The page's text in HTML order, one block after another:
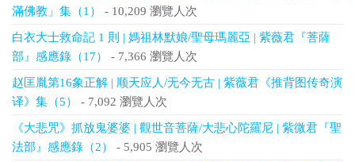
滿佛教」集（1）
- 10,209 瀏覽人次
白衣大士救命記 1 則 | 媽祖林默娘/聖母瑪麗亞 | 紫薇君『菩薩
部』感應錄（17）
- 7,366 瀏覽人次
赵匡胤第16象正解 | 顺天应人/无今无古 | 紫薇君《推背图传奇演
译》集（5）
- 7,092 瀏覽人次
《大悲咒》抓放鬼婆婆 | 觀世音菩薩/大悲心陀羅尼 | 紫微君『聖
法部』感應錄（2）
- 5,905 瀏覽人次